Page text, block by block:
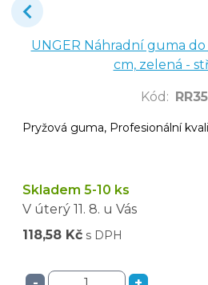
UNGER Náhradní guma
cm, zelená -
Kód :
Pryžová guma, Profesionální
Skladem 5-10 ks
V úterý 11. 8. u Vás
118,58 Kč s DPH